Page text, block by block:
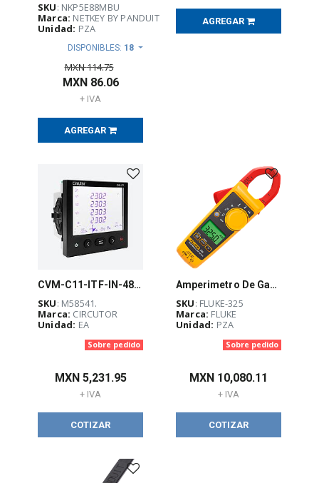
SKU: NKP5E88MBU
Marca: NETKEY BY PANDUIT
Unidad: PZA
DISPONIBLES: 18
MXN114.75
MXN 86.06
+ IVA
AGREGAR
AGREGAR
CVM-C11-ITF-IN-485-ICT2 Analizador de redes panel 96x96
SKU: M58541.
Marca: CIRCUTOR
Unidad: EA
Sobre pedido
MXN 5,231.95
+ IVA
COTIZAR
Amperimetro De Gancho 400A Ac/Dc True Rms C/Temp - FLUKE-325
SKU: FLUKE-325
Marca: FLUKE
Unidad: PZA
Sobre pedido
MXN 10,080.11
+ IVA
COTIZAR